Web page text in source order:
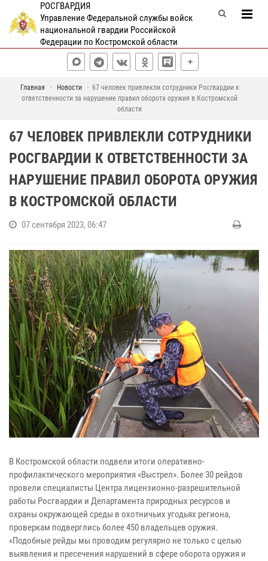
РОСГВАРДИЯ
Управление Федеральной службы войск
национальной гвардии Российской
Федерации по Костромской области
Главная Новости
67 человек привлекли сотрудники Росгвардии к
ответственности за нарушение правил оборота оружия в Костромской
области
67 ЧЕЛОВЕК ПРИВЛЕКЛИ СОТРУДНИКИ
РОСГВАРДИИ К ОТВЕТСТВЕННОСТИ ЗА
НАРУШЕНИЕ ПРАВИЛ ОБОРОТА ОРУЖИЯ
В КОСТРОМСКОЙ ОБЛАСТИ
07 сентября 2023, 06:47
В Костромской области подвели итоги оперативно-
профилактического мероприятия «Выстрел». Более 30 рейдов
провели специалисты Центра лицензионно-разрешительной
работы Росгвардии и Департамента природных ресурсов и
охраны окружающей среды в охотничьих угодьях региона,
проверкам подверглись более 450 владельцев оружия.
«Подобные рейды мы проводим регулярно не только с целью
выявления и пресечения нарушений в сфере оборота оружия и